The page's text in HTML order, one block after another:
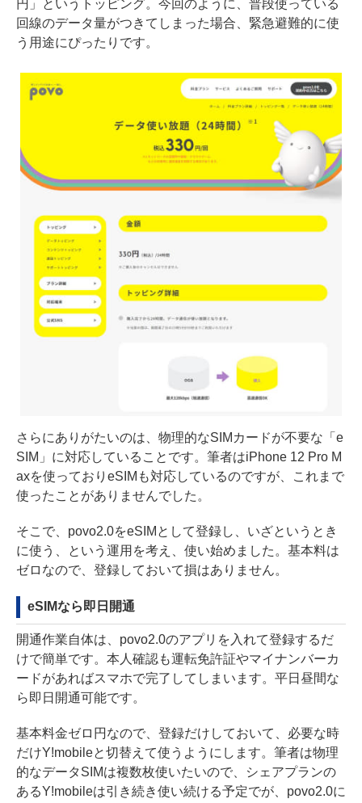
円」というトッピング。今回のように、普段使っている
回線のデータ量がつきてしまった場合、緊急避難的に使
う用途にぴったりです。
さらにありがたいのは、物理的なSIMカードが不要な「e
SIM」に対応していることです。筆者はiPhone 12 Pro M
axを使っておりeSIMも対応しているのですが、これまで
使ったことがありませんでした。
そこで、povo2.0をeSIMとして登録し、いざというとき
に使う、という運用を考え、使い始めました。基本料は
ゼロなので、登録しておいて損はありません。
eSIMなら即日開通
開通作業自体は、povo2.0のアプリを入れて登録するだ
けで簡単です。本人確認も運転免許証やマイナンバーカ
ードがあればスマホで完了してしまいます。平日昼間な
ら即日開通可能です。
基本料金ゼロ円なので、登録だけしておいて、必要な時
だけY!mobileと切替えて使うようにします。筆者は物理
的なデータSIMは複数枚使いたいので、シェアプランの
あるY!mobileは引き続き使い続ける予定でが、povo2.0に